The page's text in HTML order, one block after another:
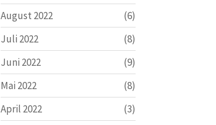
August 2022
(6)
Juli 2022
(8)
Juni 2022
(9)
Mai 2022
(8)
April 2022
(3)